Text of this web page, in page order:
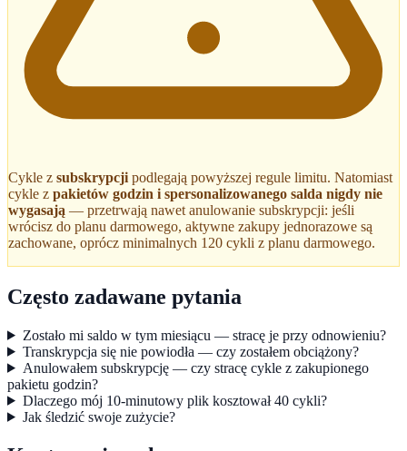
Cykle z subskrypcji podlegają powyższej regule limitu. Natomiast
cykle z pakietów godzin i spersonalizowanego salda nigdy nie
wygasają — przetrwają nawet anulowanie subskrypcji: jeśli
wrócisz do planu darmowego, aktywne zakupy jednorazowe są
zachowane, oprócz minimalnych 120 cykli z planu darmowego.
Często zadawane pytania
Zostało mi saldo w tym miesiącu — stracę je przy odnowieniu?
Transkrypcja się nie powiodła — czy zostałem obciążony?
Anulowałem subskrypcję — czy stracę cykle z zakupionego
pakietu godzin?
Dlaczego mój 10-minutowy plik kosztował 40 cykli?
Jak śledzić swoje zużycie?